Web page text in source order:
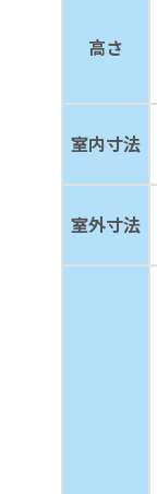
高さ
室内寸法
室外寸法